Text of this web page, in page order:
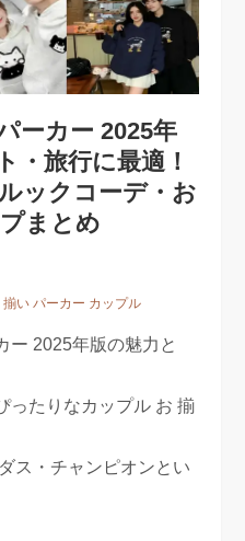
ーカー 2025年
・旅行に最適！
ックコーデ・お
まとめ
揃い パーカー カップル
ー 2025年版の魅力と
ったりなカップル お 揃
ス・チャンピオンとい